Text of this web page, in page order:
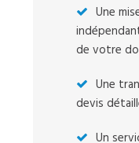
Une
de votre
Une
devis
Un